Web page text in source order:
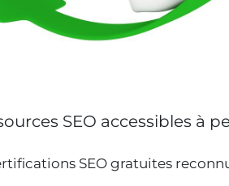
SEO accessibles à
SEO gratuites